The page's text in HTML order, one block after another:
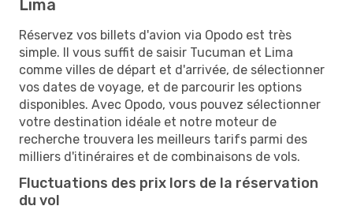
Lima
Réservez vos billets d'avion via Opodo est très
simple. Il vous suffit de saisir Tucuman et Lima
comme villes de départ et d'arrivée, de sélectionner
vos dates de voyage, et de parcourir les options
disponibles. Avec Opodo, vous pouvez sélectionner
votre destination idéale et notre moteur de
recherche trouvera les meilleurs tarifs parmi des
milliers d'itinéraires et de combinaisons de vols.
Fluctuations des prix lors de la réservation
du vol